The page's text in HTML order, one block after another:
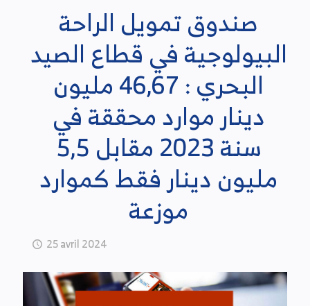
صندوق تمويل الراحة
البيولوجية في قطاع الصيد
البحري : 46,67 مليون
دينار موارد محققة في
سنة 2023 مقابل 5,5
مليون دينار فقط كموارد
موزعة
25 avril 2024